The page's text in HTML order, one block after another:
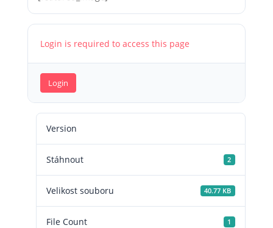
Login is required to access this page
Login
Version
Stáhnout 2
Velikost souboru 40.77 KB
File Count 1